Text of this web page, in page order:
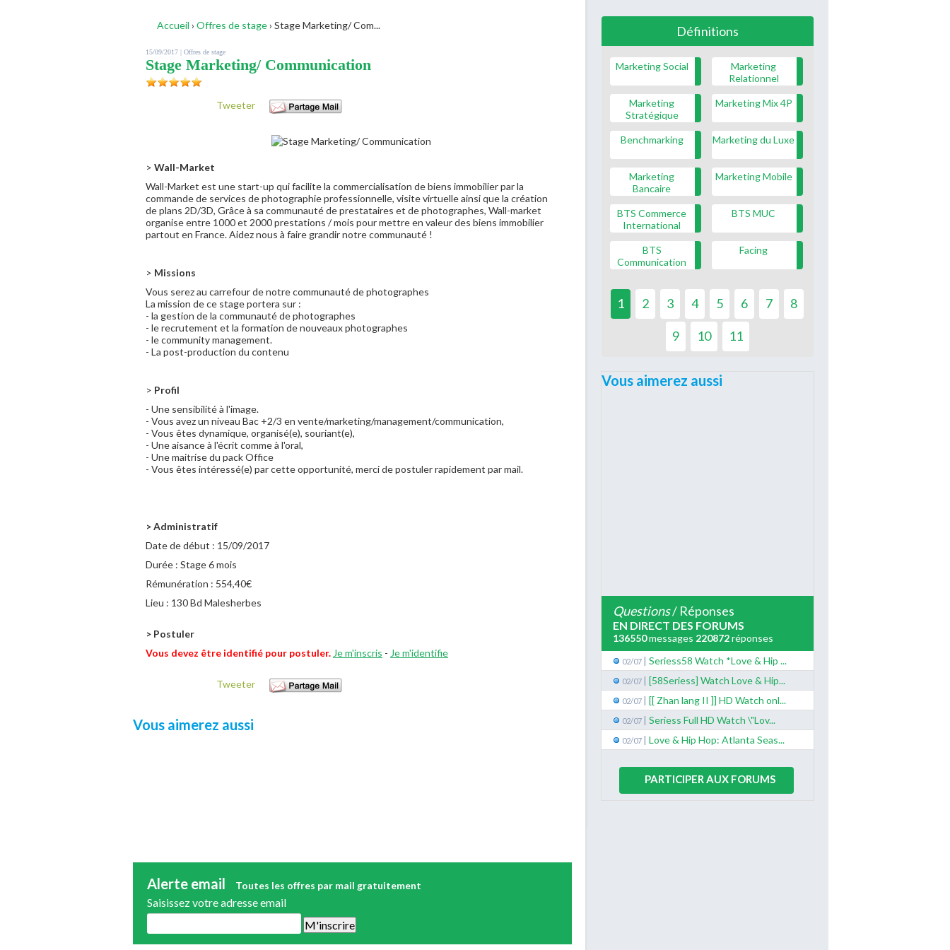
Accueil › Offres de stage› Stage Marketing/ Com...
15/09/2017 | Offres de stage
Stage Marketing/ Communication
Tweeter
> Wall-Market
Wall-Market est une start-up qui facilite la commercialisation de biens immobilier par la
commande de services de photographie professionnelle, visite virtuelle ainsi que la création
de plans 2D/3D, Grâce à sa communauté de prestataires et de photographes, Wall-market
organise entre 1000 et 2000 prestations / mois pour mettre en valeur des biens immobilier
partout en France. Aidez nous à faire grandir notre communauté !
> Missions
Vous serez au carrefour de notre communauté de photographes
La mission de ce stage portera sur :
- la gestion de la communauté de photographes
- le recrutement et la formation de nouveaux photographes
- le community management.
- La post-production du contenu
> Profil
- Une sensibilité à l'image.
- Vous avez un niveau Bac +2/3 en vente/marketing/management/communication,
- Vous êtes dynamique, organisé(e), souriant(e),
- Une aisance à l'écrit comme à l'oral,
- Une maitrise du pack Office
- Vous êtes intéressé(e) par cette opportunité, merci de postuler rapidement par mail.
> Administratif
Date de début : 15/09/2017
Durée : Stage 6 mois
Rémunération : 554,40€
Lieu : 130 Bd Malesherbes
> Postuler
Vous devez être identifié pour postuler. Je m'inscris - Je m'identifie
Tweeter
Vous aimerez aussi
Alerte email Toutes les offres par mail gratuitement
Saisissez votre adresse email
Définitions
Marketing Social
Marketing
Relationnel
Marketing
Stratégique
Marketing Mix 4P
Benchmarking Marketing du Luxe
Marketing
Bancaire
Marketing Mobile
BTS Commerce
International
BTS MUC
BTS
Communication
Facing
1 2 3 4 5 6 7 8
9 10 11
Vous aimerez aussi
Questions/ Réponses
EN DIRECT DES FORUMS
136550messages 220872réponses
02/07 | Seriess58 Watch *Love & Hip ...
02/07 | [58Seriess] Watch Love & Hip...
02/07 | [[ Zhan lang II ]] HD Watch onl...
02/07 | Seriess Full HD Watch \"Lov...
02/07 | Love & Hip Hop: Atlanta Seas...
PARTICIPER AUX FORUMS